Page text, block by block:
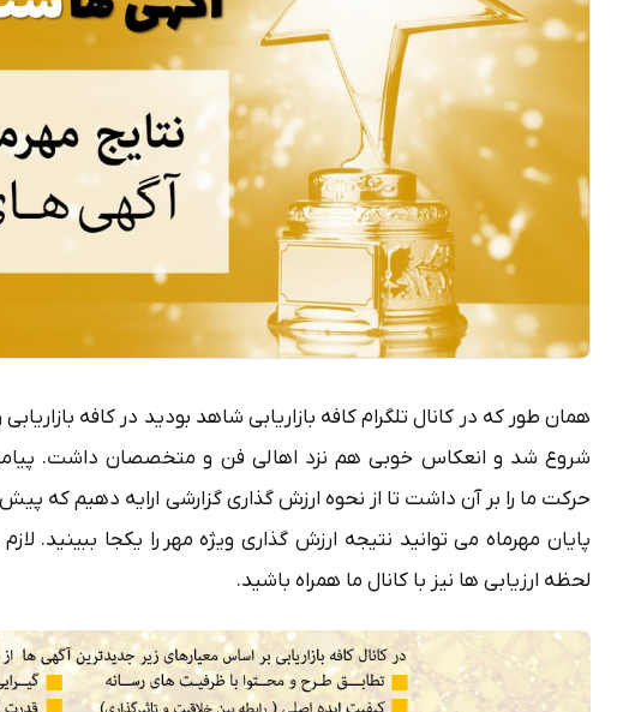
همان طور که در کانال تلگرام کافه بازاریابی شاهد بودید در کافه
شروع شد و انعکاس خوبی هم نزد اهالی فن و متخصصان داشت.
حرکت ما را بر آن داشت تا از نحوه ارزش گذاری گزارشی ارایه دهیم که
پایان مهرماه می توانید نتیجه ارزش گذاری ویژه مهر را یکجا ببینید.
لحظه ارزیابی ها نیز با کانال ما همراه باشید.